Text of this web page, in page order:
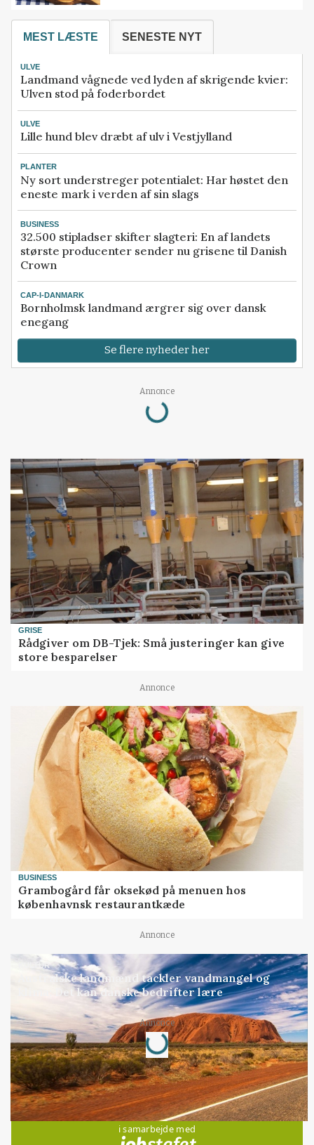
MEST LÆSTE SENESTE NYT
ULVE
Landmand vågnede ved lyden af skrigende kvier:
Ulven stod på foderbordet
ULVE
Lille hund blev dræbt af ulv i Vestjylland
PLANTER
Ny sort understreger potentialet: Har høstet den
eneste mark i verden af sin slags
BUSINESS
32.500 stipladser skifter slagteri: En af landets
største producenter sender nu grisene til Danish
Crown
CAP-I-DANMARK
Bornholmsk landmand ærgrer sig over dansk
enegang
Se flere nyheder her
Annonce
Loading...
GRISE
Rådgiver om DB-Tjek: Små justeringer kan give
store besparelser
Annonce
BUSINESS
Grambogård får oksekød på menuen hos
københavnsk restaurantkæde
Annonce
KULTUR
Australske landmænd tackler vandmangel og
klima: Det kan danske bedrifter lære
Annonce
Loading...
Jobs
i samarbejde med